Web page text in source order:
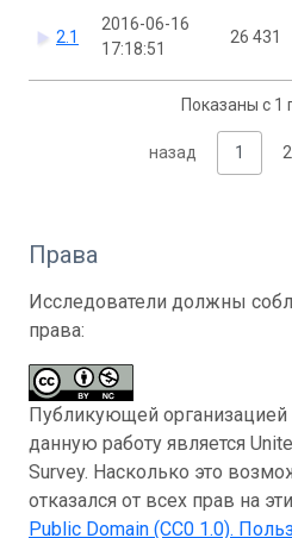
2.1
2016-06-16
17:18:51
26 431
Показаны с 1
назад 1 2
Права
Исследователи должны
права:
Публикующей
данную работу является
Survey. Насколько это
отказался от всех прав на
Public Domain (CC0 1.0).